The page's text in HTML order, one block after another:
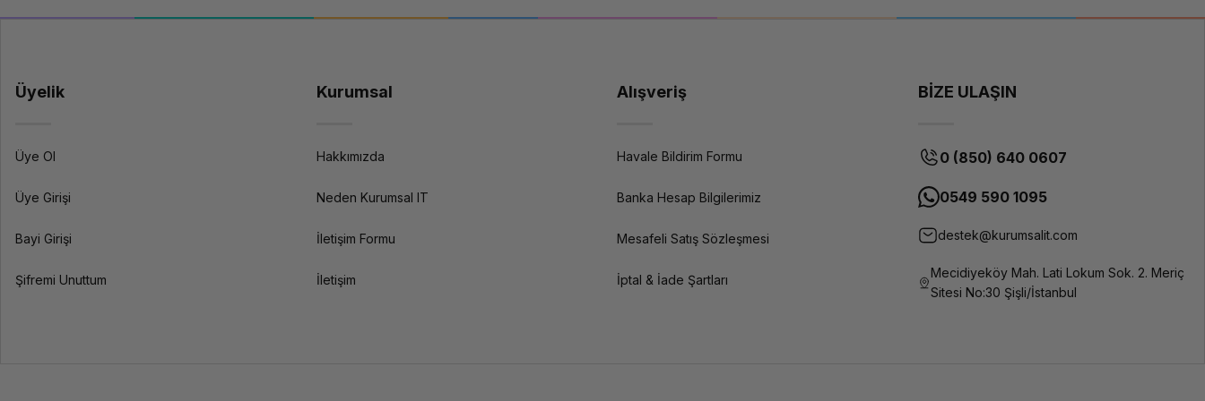
Üyelik
Üye Ol
Üye Girişi
Bayi Girişi
Şifremi Unuttum
Kurumsal
Hakkımızda
Neden Kurumsal IT
İletişim Formu
İletişim
Alışveriş
Havale Bildirim Formu
Banka Hesap Bilgilerimiz
Mesafeli Satış Sözleşmesi
İptal & İade Şartları
BİZE ULAŞIN
0 (850) 640 0607
0549 590 1095
destek@kurumsalit.com
Mecidiyeköy Mah. Lati Lokum Sok. 2. Meriç
Sitesi No:30 Şişli/İstanbul